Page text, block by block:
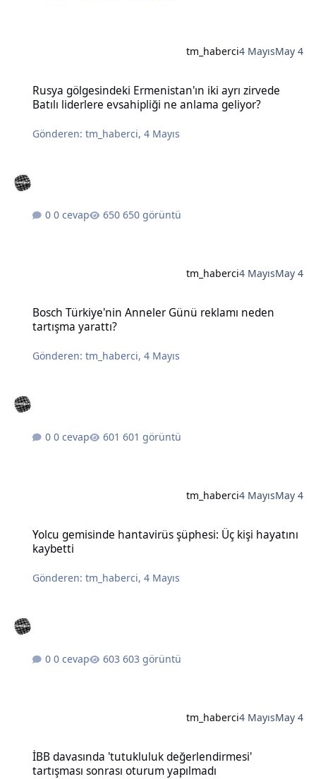
tm_haberci4 MayısMay 4
Rusya gölgesindeki Ermenistan'ın iki ayrı zirvede
Batılı liderlere evsahipliği ne anlama geliyor?
Gönderen:tm_haberci,4 Mayıs
0 cevap 650 görüntü
tm_haberci4 MayısMay 4
Bosch Türkiye'nin Anneler Günü reklamı neden
tartışma yarattı?
Gönderen:tm_haberci,4 Mayıs
0 cevap 601 görüntü
tm_haberci4 MayısMay 4
Yolcu gemisinde hantavirüs şüphesi: Üç kişi hayatını
kaybetti
Gönderen:tm_haberci,4 Mayıs
0 cevap 603 görüntü
tm_haberci4 MayısMay 4
İBB davasında 'tutukluluk değerlendirmesi'
tartışması sonrası oturum yapılmadı